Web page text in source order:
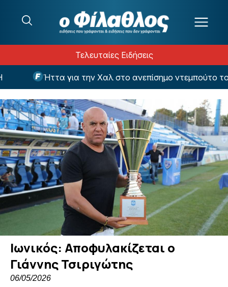
Τελευταίες Ειδήσεις
Ήττα για την Χαλ στο ανεπίσημο ντεμπούτο του
Ιωνικός: Αποφυλακίζεται ο
Γιάννης Τσιριγώτης
06/05/2026